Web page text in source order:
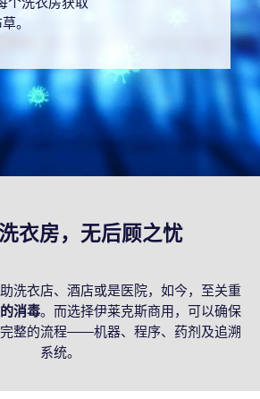
。
衣房，无后顾之忧
洗衣店、酒店或是医院，如今，至关重
消毒。而选择伊莱克斯商用，可以确保
整的流程——机器、程序、药剂及追溯
系统。